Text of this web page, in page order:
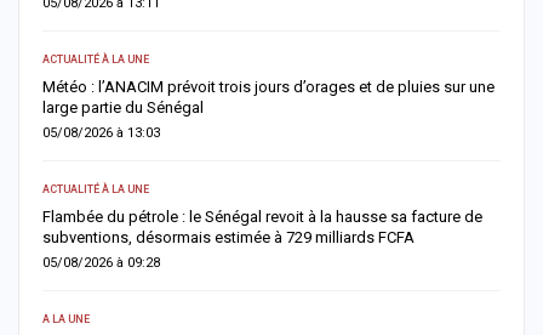
ACTUALITÉ À LA UNE
Météo : l’ANACIM prévoit trois jours d’orages et de pluies sur une
large partie du Sénégal
05/08/2026 à 13:03
ACTUALITÉ À LA UNE
Flambée du pétrole : le Sénégal revoit à la hausse sa facture de
subventions, désormais estimée à 729 milliards FCFA
05/08/2026 à 09:28
A LA UNE